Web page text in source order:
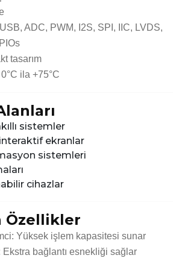
ADC, PWM, I2S, SPI, IIC, LVDS,
tasarım
0°C ila +75°C
sistemler
ekranlar
sistemleri
cihazlar
Özellikler
Yüksek işlem kapasitesi sunar
bağlantı esnekliği sağlar